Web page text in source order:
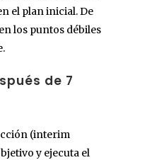
el plan inicial. De
los puntos débiles
de 7
(interim
y ejecuta el